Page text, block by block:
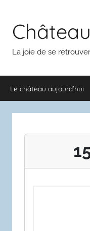
contenu
La joie de se
Le château aujourd’hui